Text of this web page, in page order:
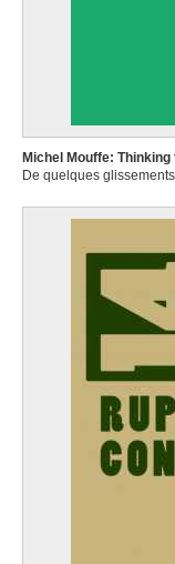
Michel Mouffe: Thinking
De quelques